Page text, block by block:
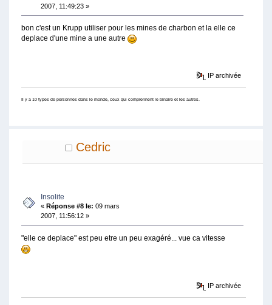
2007, 11:49:23 »
bon c'est un Krupp utiliser pour les mines de charbon et la elle ce
deplace d'une mine a une autre
IP archivée
Il y a 10 types de personnes dans le monde, ceux qui comprennent le binaire et les autres.
Cedric
Insolite
« Réponse #8 le: 09 mars
2007, 11:56:12 »
"elle ce deplace" est peu etre un peu exagéré... vue ca vitesse
IP archivée